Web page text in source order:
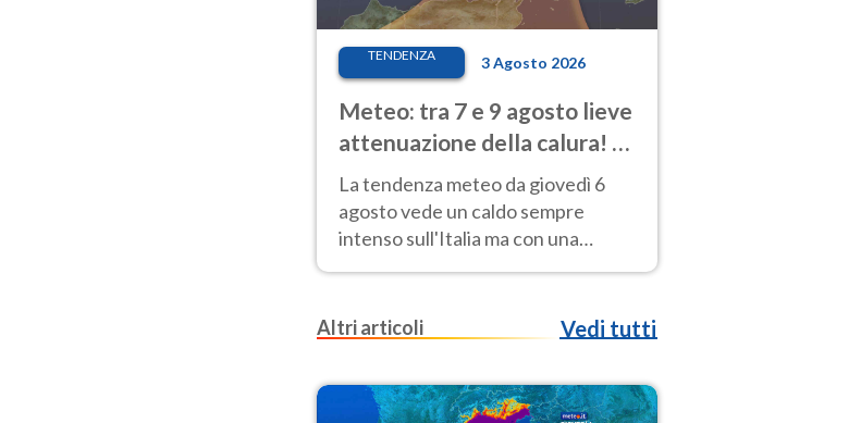
TENDENZA 3 Agosto 2026
Meteo: tra 7 e 9 agosto lieve
attenuazione della calura! Al
Nord rischio temporali
La tendenza meteo da giovedì 6
agosto vede un caldo sempre
intenso sull'Italia ma con una
parziale e lieve attenuazione tra il 7
Altri articoli
Vedi tutti